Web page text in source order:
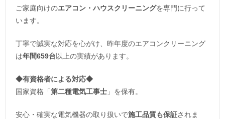
ご家庭向けのエアコン・ハウスクリーニングを専門に行って
います。
丁寧で誠実な対応を心がけ、昨年度のエアコンクリーニング
は年間659台以上の実績があります。
◆有資格者による対応◆
国家資格「 第二種電気工事士 」を保有。
安心・確実な電気機器の取り扱いで施工品質も保証されま